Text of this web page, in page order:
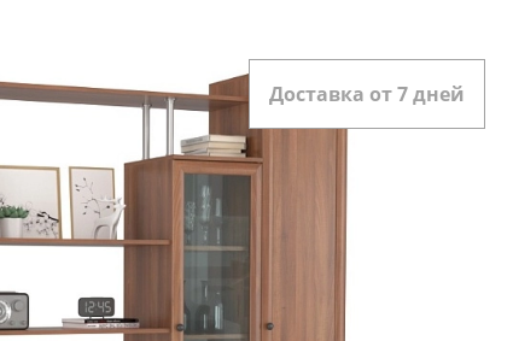
Доставка от 7 дней